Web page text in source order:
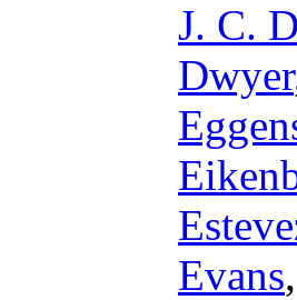
J. C.
Dwyer
Evans,